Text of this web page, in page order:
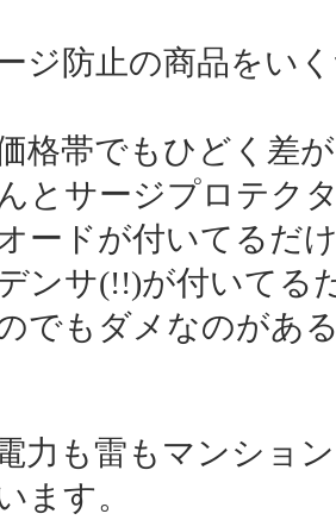
ジ防止の商品をい
格帯でもひどく差
とサージプロテク
ードが付いてるだ
ンサ(!!)が付いてる
でもダメなのがあ
力も雷もマンショ
ます。